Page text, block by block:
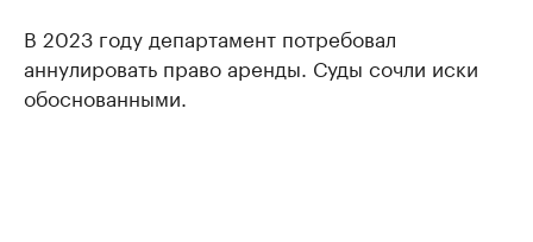
В 2023 году департамент потребовал
аннулировать право аренды. Суды сочли иски
обоснованными.